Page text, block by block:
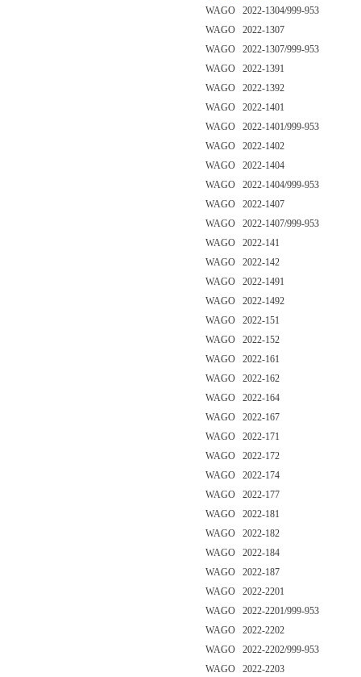
WAGO 2022-1304/999-953
WAGO 2022-1307
WAGO 2022-1307/999-953
WAGO 2022-1391
WAGO 2022-1392
WAGO 2022-1401
WAGO 2022-1401/999-953
WAGO 2022-1402
WAGO 2022-1404
WAGO 2022-1404/999-953
WAGO 2022-1407
WAGO 2022-1407/999-953
WAGO 2022-141
WAGO 2022-142
WAGO 2022-1491
WAGO 2022-1492
WAGO 2022-151
WAGO 2022-152
WAGO 2022-161
WAGO 2022-162
WAGO 2022-164
WAGO 2022-167
WAGO 2022-171
WAGO 2022-172
WAGO 2022-174
WAGO 2022-177
WAGO 2022-181
WAGO 2022-182
WAGO 2022-184
WAGO 2022-187
WAGO 2022-2201
WAGO 2022-2201/999-953
WAGO 2022-2202
WAGO 2022-2202/999-953
WAGO 2022-2203